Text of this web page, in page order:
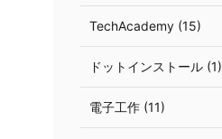
TechAcademy (15)
ドットインストール (1)
電子工作 (11)